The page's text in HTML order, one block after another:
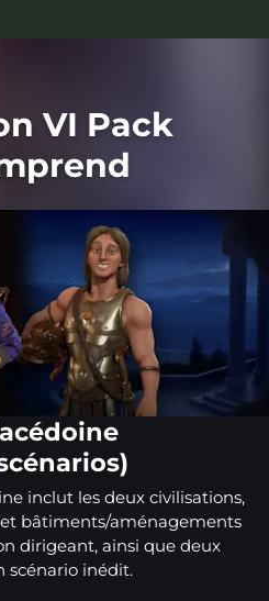
VI Pack
inclut les deux civilisations,
bâtiments/aménagements
dirigeant, ainsi que deux
scénario inédit.